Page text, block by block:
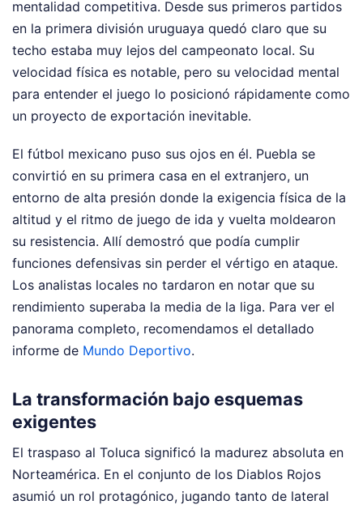
mentalidad competitiva. Desde sus primeros partidos
en la primera división uruguaya quedó claro que su
techo estaba muy lejos del campeonato local. Su
velocidad física es notable, pero su velocidad mental
para entender el juego lo posicionó rápidamente como
un proyecto de exportación inevitable.
El fútbol mexicano puso sus ojos en él. Puebla se
convirtió en su primera casa en el extranjero, un
entorno de alta presión donde la exigencia física de la
altitud y el ritmo de juego de ida y vuelta moldearon
su resistencia. Allí demostró que podía cumplir
funciones defensivas sin perder el vértigo en ataque.
Los analistas locales no tardaron en notar que su
rendimiento superaba la media de la liga. Para ver el
panorama completo, recomendamos el detallado
informe de Mundo Deportivo.
La transformación bajo esquemas
exigentes
El traspaso al Toluca significó la madurez absoluta en
Norteamérica. En el conjunto de los Diablos Rojos
asumió un rol protagónico, jugando tanto de lateral